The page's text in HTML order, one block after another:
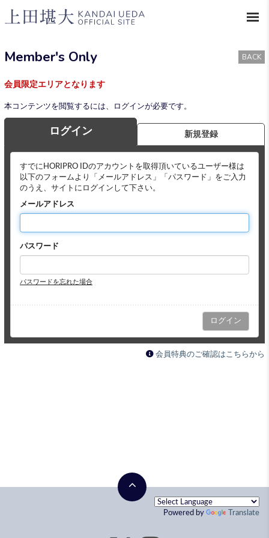
Member's Only BACK
会員限定エリアとなります
本コンテンツを閲覧するには、ログインが必要です。
ログイン 新規登録
すでにHORIPRO IDのアカウントを取得頂いているユーザー様は
以下のフォームより「メールアドレス」「パスワード」をご入力
のうえ、サイトにログインして下さい。
メールアドレス
パスワード
パスワードを忘れた場合
会員特典のご確認はこちらから
Powered by Translate